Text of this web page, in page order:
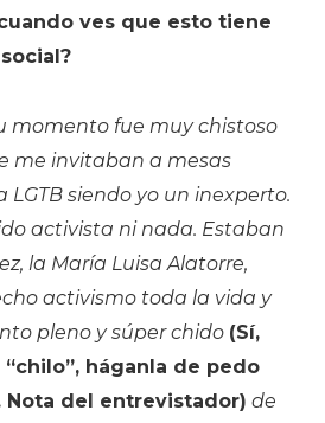
ves que esto tiene
momento fue muy chistoso
me invitaban a mesas
siendo yo un inexperto.
activista ni nada. Estaban
la María Luisa Alatorre,
activismo toda la vida y
pleno y súper chido (Sí,
háganla de pedo
Nota del entrevistador) de